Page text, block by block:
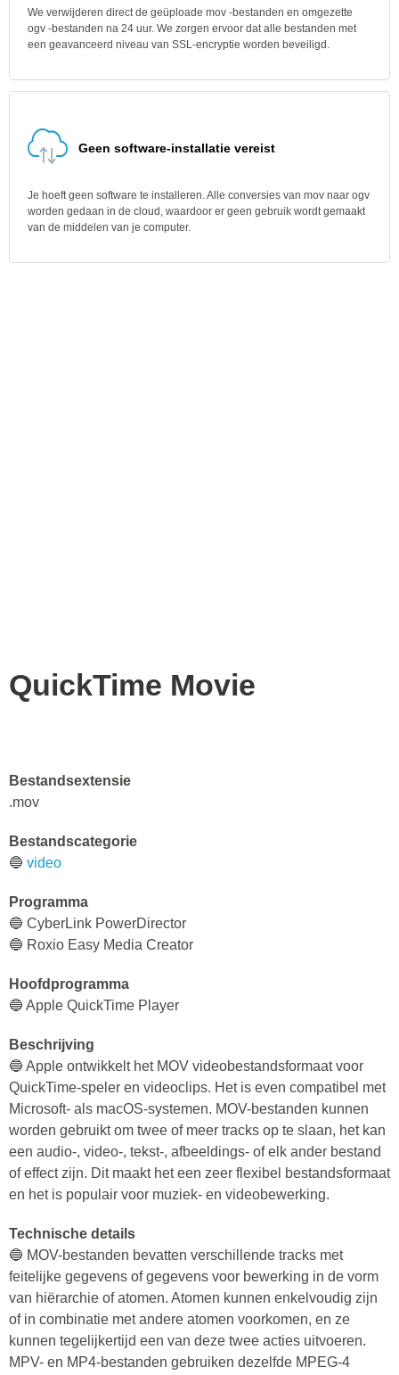
We verwijderen direct de geüploade mov -bestanden en omgezette
ogv -bestanden na 24 uur. We zorgen ervoor dat alle bestanden met
een geavanceerd niveau van SSL-encryptie worden beveiligd.
Geen software-installatie vereist
Je hoeft geen software te installeren. Alle conversies van mov naar ogv
worden gedaan in de cloud, waardoor er geen gebruik wordt gemaakt
van de middelen van je computer.
QuickTime Movie
Bestandsextensie
.mov
Bestandscategorie
🔵 video
Programma
🔵 CyberLink PowerDirector
🔵 Roxio Easy Media Creator
Hoofdprogramma
🔵 Apple QuickTime Player
Beschrijving
🔵 Apple ontwikkelt het MOV videobestandsformaat voor
QuickTime-speler en videoclips. Het is even compatibel met
Microsoft- als macOS-systemen. MOV-bestanden kunnen
worden gebruikt om twee of meer tracks op te slaan, het kan
een audio-, video-, tekst-, afbeeldings- of elk ander bestand
of effect zijn. Dit maakt het een zeer flexibel bestandsformaat
en het is populair voor muziek- en videobewerking.
Technische details
🔵 MOV-bestanden bevatten verschillende tracks met
feitelijke gegevens of gegevens voor bewerking in de vorm
van hiërarchie of atomen. Atomen kunnen enkelvoudig zijn
of in combinatie met andere atomen voorkomen, en ze
kunnen tegelijkertijd een van deze twee acties uitvoeren.
MPV- en MP4-bestanden gebruiken dezelfde MPEG-4